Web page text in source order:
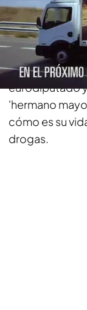
Compartir
Risto Mejide
siguiente
eurodiputado
'hermano
cómo es su
drogas.